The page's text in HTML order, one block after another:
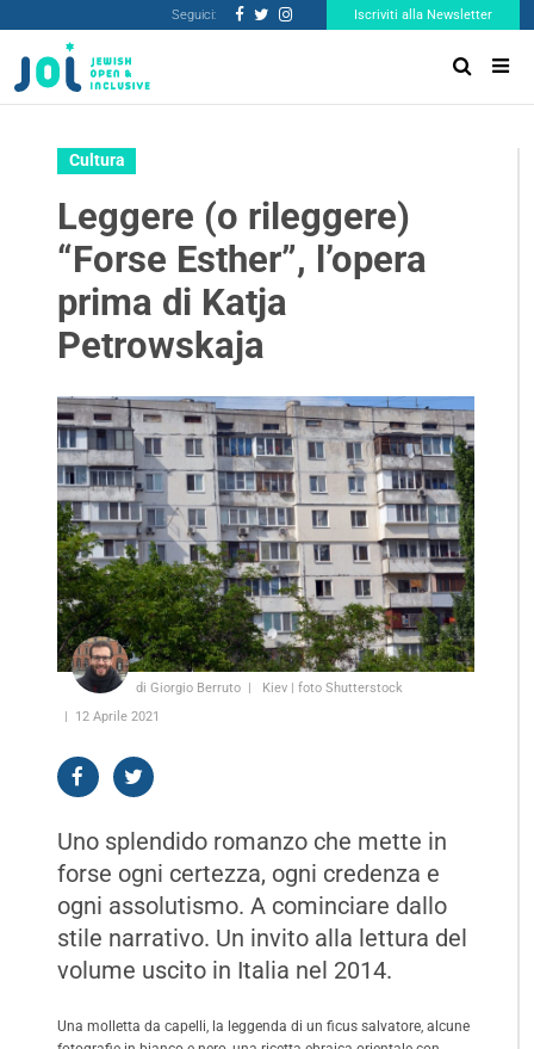
Seguici: Iscriviti alla Newsletter
Cultura
Leggere (o rileggere)
“Forse Esther”, l’opera
prima di Katja
Petrowskaja
di Giorgio Berruto
Kiev | foto Shutterstock
12 Aprile 2021
Uno splendido romanzo che mette in
forse ogni certezza, ogni credenza e
ogni assolutismo. A cominciare dallo
stile narrativo. Un invito alla lettura del
volume uscito in Italia nel 2014.
Una molletta da capelli, la leggenda di un ficus salvatore, alcune